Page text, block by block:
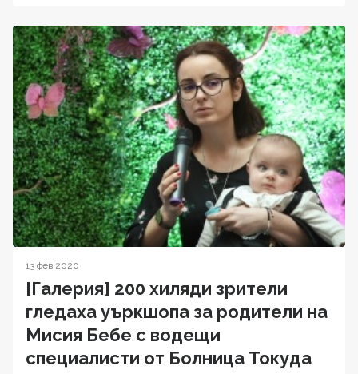
13 фев 2020
[Галерия] 200 хиляди зрители
гледаха уъркшопа за родители на
Мисия Бебе с водещи
специалисти от Болница Токуда